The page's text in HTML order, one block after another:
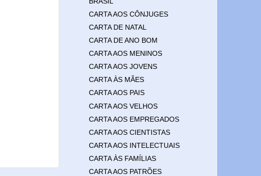
CARTA AOS CÔNJUGES
CARTA DE NATAL
CARTA DE ANO BOM
CARTA AOS MENINOS
CARTA AOS JOVENS
CARTA ÀS MÃES
CARTA AOS PAIS
CARTA AOS VELHOS
CARTA AOS EMPREGADOS
CARTA AOS CIENTISTAS
CARTA AOS INTELECTUAIS
CARTA ÀS FAMÍLIAS
CARTA AOS PATRÕES